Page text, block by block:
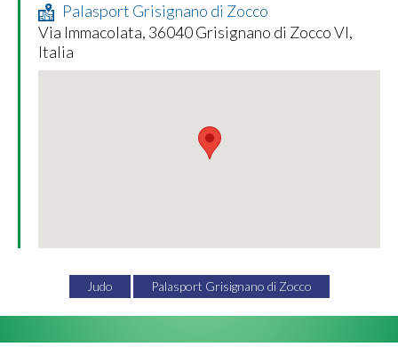
Palasport Grisignano di Zocco
Via Immacolata, 36040 Grisignano di Zocco VI,
Italia
Judo Palasport Grisignano di Zocco